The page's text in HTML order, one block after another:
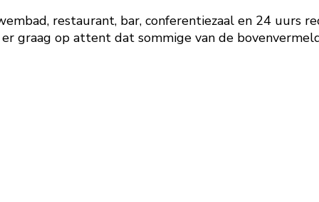
restaurant, bar, conferentiezaal en 24 uurs
graag op attent dat sommige van de